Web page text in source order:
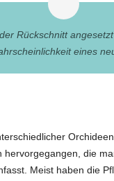
Rückschnitt
eines
hervorgegangen, die
Meist haben die